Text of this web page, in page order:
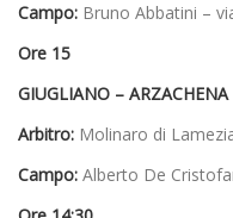
Campo: Bruno Abbatini –
Ore 15
GIUGLIANO – ARZACHENA
Arbitro: Molinaro di
Campo: Alberto De